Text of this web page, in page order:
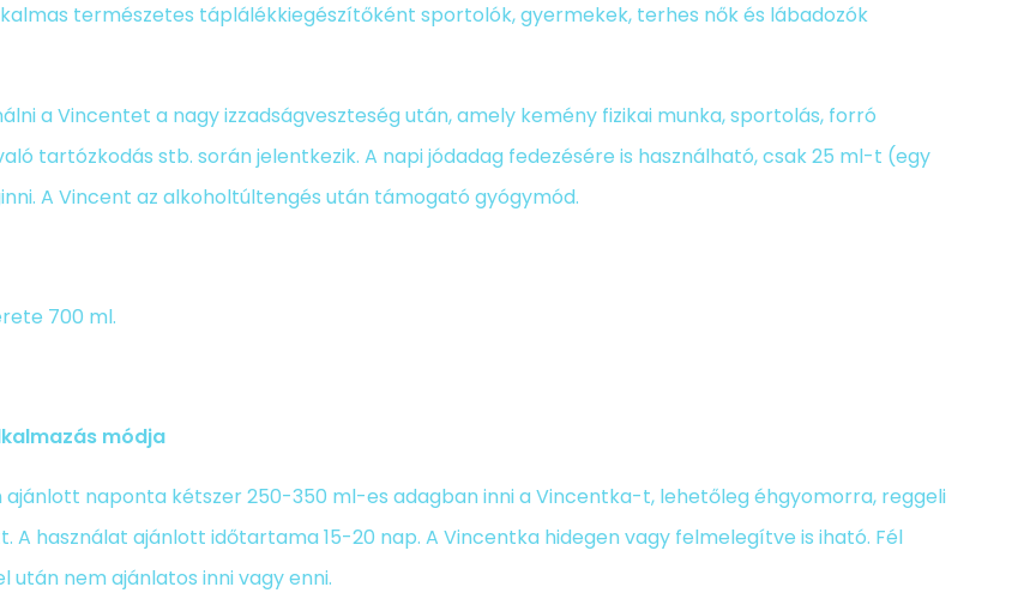
természetes táplálékkiegészítőként sportolók, gyermekek, terhes nők és lábadozók
a Vincentet a nagy izzadságveszteség után, amely kemény fizikai munka, sportolás, forró
tartózkodás stb. során jelentkezik. A napi jódadag fedezésére is használható, csak 25 ml-t (egy
A Vincent az alkoholtúltengés után támogató gyógymód.
700 ml.
módja
ajánlott naponta kétszer 250-350 ml-es adagban inni a Vincentka-t, lehetőleg éhgyomorra, reggeli
A használat ajánlott időtartama 15-20 nap. A Vincentka hidegen vagy felmelegítve is iható. Fél
után nem ajánlatos inni vagy enni.